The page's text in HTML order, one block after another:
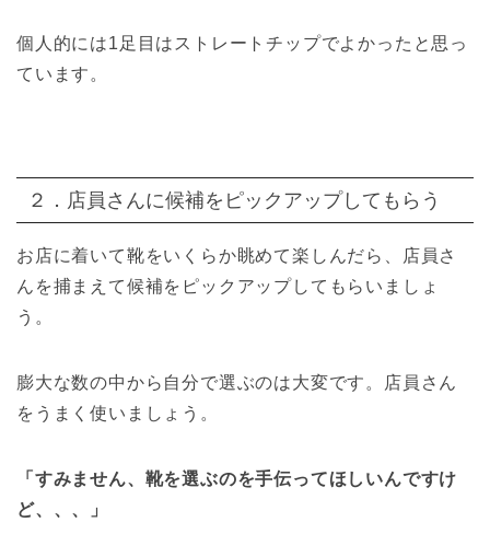
個人的には1足目はストレートチップでよかったと思っ
ています。
２．店員さんに候補をピックアップしてもらう
お店に着いて靴をいくらか眺めて楽しんだら、店員さ
んを捕まえて候補をピックアップしてもらいましょ
う。
膨大な数の中から自分で選ぶのは大変です。店員さん
をうまく使いましょう。
「すみません、靴を選ぶのを手伝ってほしいんですけ
ど、、、」